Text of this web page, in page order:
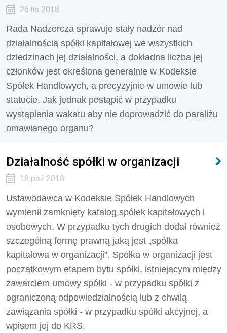
26 lis 2018
Rada Nadzorcza sprawuje stały nadzór nad
działalnością spółki kapitałowej we wszystkich
dziedzinach jej działalności, a dokładna liczba jej
członków jest określona generalnie w Kodeksie
Spółek Handlowych, a precyzyjnie w umowie lub
statucie. Jak jednak postąpić w przypadku
wystąpienia wakatu aby nie doprowadzić do paraliżu
omawianego organu?
Działalność spółki w organizacji
18 paź 2018
Ustawodawca w Kodeksie Spółek Handlowych
wymienił zamknięty katalog spółek kapitałowych i
osobowych. W przypadku tych drugich dodał również
szczególną formę prawną jaką jest „spółka
kapitałowa w organizacji”. Spółka w organizacji jest
początkowym etapem bytu spółki, istniejącym między
zawarciem umowy spółki - w przypadku spółki z
ograniczoną odpowiedzialnością lub z chwilą
zawiązania spółki - w przypadku spółki akcyjnej, a
wpisem jej do KRS.